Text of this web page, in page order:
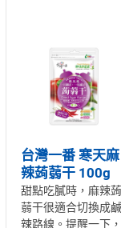
台灣一番 寒天麻
辣蒟蒻干 100g
甜點吃膩時，麻辣蒟
蒻干很適合切換成鹹
辣路線。提醒一下，